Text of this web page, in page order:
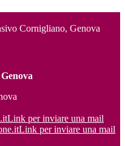
Cornigliano, Genova
Link per inviare una mail
Link per inviare una mail